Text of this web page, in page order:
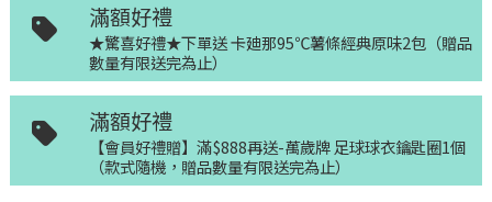
滿額好禮
★驚喜好禮★下單送 卡廸那95℃薯條經典原味2包（贈品
數量有限送完為止）
滿額好禮
【會員好禮贈】滿$888再送-萬歲牌 足球球衣鑰匙圈1個
（款式隨機，贈品數量有限送完為止）